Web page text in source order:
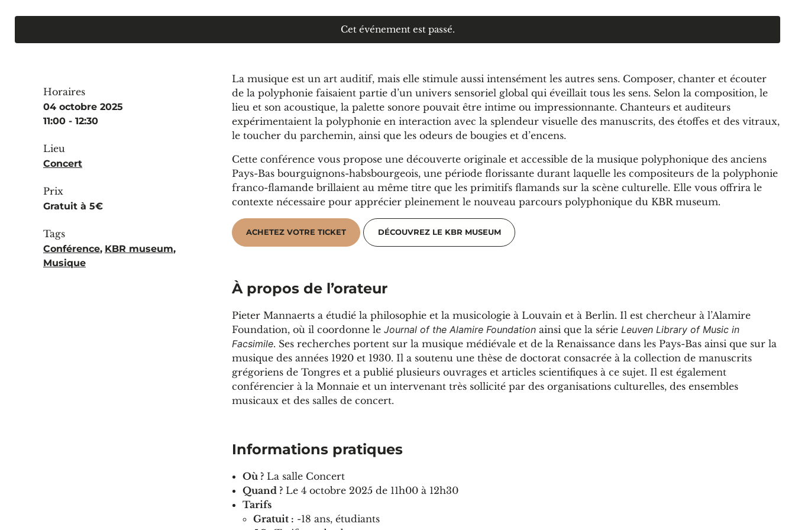
Cet événement est passé.
Horaires
04 octobre 2025
11:00 - 12:30
Lieu
Concert
Prix
Gratuit à 5€
Tags
Conférence KBR museum
Musique
La musique est un art auditif, mais elle stimule aussi intensément les autres sens. Composer, chanter et écouter
de la polyphonie faisaient partie d’un univers sensoriel global qui éveillait tous les sens. Selon la composition, le
lieu et son acoustique, la palette sonore pouvait être intime ou impressionnante. Chanteurs et auditeurs
expérimentaient la polyphonie en interaction avec la splendeur visuelle des manuscrits, des étoffes et des vitraux,
le toucher du parchemin, ainsi que les odeurs de bougies et d’encens.
Cette conférence vous propose une découverte originale et accessible de la musique polyphonique des anciens
Pays-Bas bourguignons-habsbourgeois, une période florissante durant laquelle les compositeurs de la polyphonie
franco-flamande brillaient au même titre que les primitifs flamands sur la scène culturelle. Elle vous offrira le
contexte nécessaire pour apprécier pleinement le nouveau parcours polyphonique du KBR museum.
ACHETEZ VOTRE TICKET DÉCOUVREZ LE KBR MUSEUM
À propos de l’orateur
Pieter Mannaerts a étudié la philosophie et la musicologie à Louvain et à Berlin. Il est chercheur à l’Alamire
Foundation, où il coordonne le Journal of the Alamire Foundation ainsi que la série Leuven Library of Music in
Facsimile. Ses recherches portent sur la musique médiévale et de la Renaissance dans les Pays-Bas ainsi que sur la
musique des années 1920 et 1930. Il a soutenu une thèse de doctorat consacrée à la collection de manuscrits
grégoriens de Tongres et a publié plusieurs ouvrages et articles scientifiques à ce sujet. Il est également
conférencier à la Monnaie et un intervenant très sollicité par des organisations culturelles, des ensembles
musicaux et des salles de concert.
Informations pratiques
Où ? La salle Concert
Quand ? Le 4 octobre 2025 de 11h00 à 12h30
Tarifs
Gratuit : -18 ans, étudiants